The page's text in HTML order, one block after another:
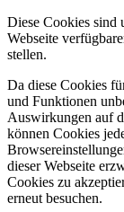
Diese Cookies sind
Webseite
stellen.
Da diese Cookies
und Funktionen
Auswirkungen auf
können Cookies
dieser Webseite
Cookies zu
erneut besuchen.